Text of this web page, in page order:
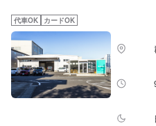
ください。駐車スペースは事務所前の
い。受付はスタッフへ「メンテモで予
内いたします。【定休日・営業時間】
9:00~19:00※日曜日のみ9:00~18:00
代車OK カードOK